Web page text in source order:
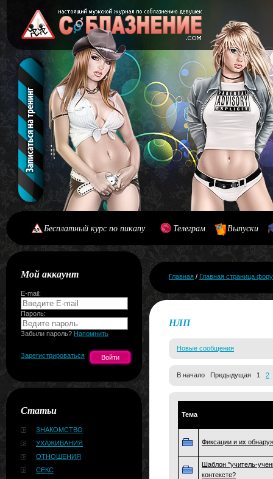
Бесплатный курс по пикапу Телеграм Выпуски
Мой аккаунт
E-mail:
Пароль:
Забыли пароль? Напомнить
Зарегистрироваться
Статьи
ЗНАКОМСТВО
УХАЖИВАНИЯ
ОТНОШЕНИЯ
СЕКС
Главная / Главная страница
НЛП
Новые сообщения
В начало Предыдущая 1 2
Тема
Фиксации и их
Шаблон "учитель-
контексте?